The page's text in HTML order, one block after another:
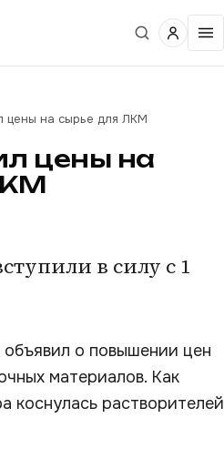
цены на сырье для ЛКМ
цены на
в силу с 1
объявил о повышении цен
материалов. Как
коснулась растворителей